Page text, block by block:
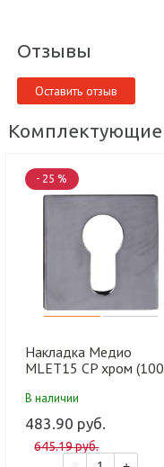
Отзывы
Оставить отзыв
Комплектующие
- 25 %
Накладка Медио
MLET15 CP хром (100
В наличии
483.90 руб.
645.19 руб.